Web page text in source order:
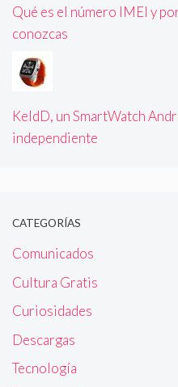
Qué es el número IMEI y
conozcas
KeldD, un SmartWatch
independiente
CATEGORÍAS
Comunicados
Cultura Gratis
Curiosidades
Descargas
Tecnología